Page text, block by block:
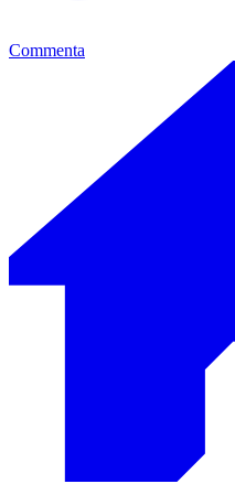
Commenta